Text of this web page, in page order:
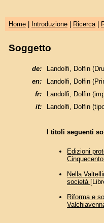
Home| Introduzione| Ricerca|
Soggetto
de:
Landolfi, Dolfin
en:
Landolfi, Dolfin
fr:
Landolfi, Dolfin
it:
Landolfi, Dolfin
I titoli seguenti
Edizioni
Nella
società
Riforma e